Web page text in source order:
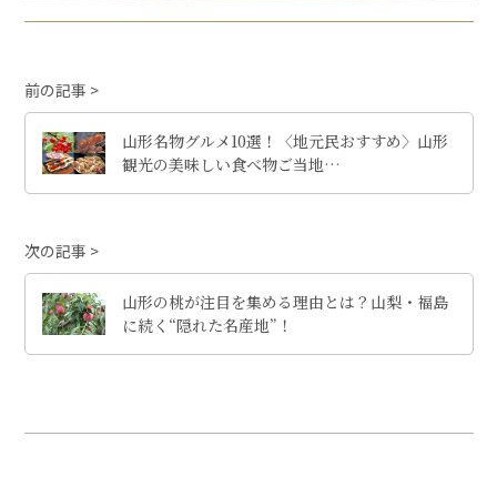
前の記事
山形名物グルメ10選！〈地元民おすすめ〉山形
観光の美味しい食べ物ご当地…
次の記事
山形の桃が注目を集める理由とは？山梨・福島
に続く“隠れた名産地”！